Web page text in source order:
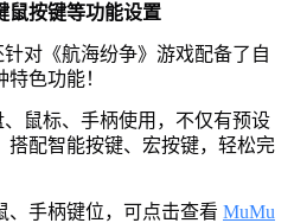
鼠按键等功能设置
对《航海纷争》游戏配备了自
色功能！
鼠标、手柄使用，不仅有预设
搭配智能按键、宏按键，轻松完
、手柄键位，可点击查看 MuMu